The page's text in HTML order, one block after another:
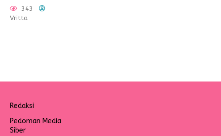
343
Vritta
Redaksi
Pedoman Media
Siber